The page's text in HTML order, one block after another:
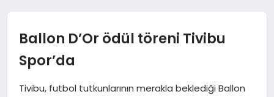
DÜNYA
Ballon D’Or ödül töreni Tivibu
Spor’da
Tivibu, futbol tutkunlarının merakla beklediği Ballon